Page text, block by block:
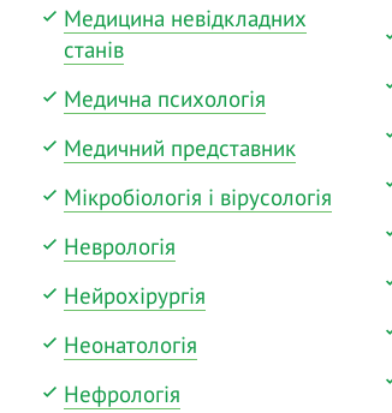
Медицина невідкладних
станів
Медична психологія
Медичний представник
Мікробіологія і вірусологія
Неврологія
Нейрохірургія
Неонатологія
Нефрологія